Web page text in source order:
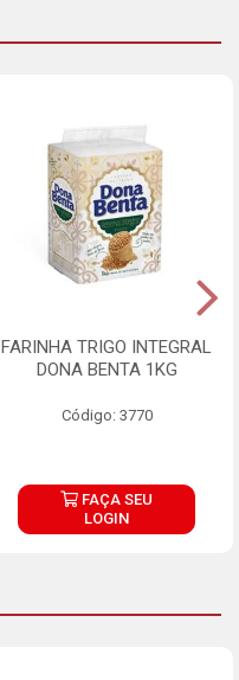
FARINHA TRIGO INTEGRAL
DONA BENTA 1KG
Código: 3770
FAÇA SEU
LOGIN